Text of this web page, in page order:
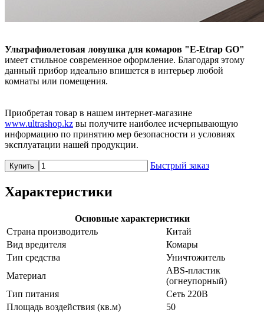
Ультрафиолетовая ловушка для комаров "E-Еtrap GO"
имеет стильное современное оформление. Благодаря этому
данный прибор идеально впишется в интерьер любой
комнаты или помещения.
Приобретая товар в нашем интернет-магазине
www.ultrashop.kz вы получите наиболее исчерпывающую
информацию по принятию мер безопасности и условиях
эксплуатации нашей продукции.
Купить Быстрый заказ
Характеристики
Основные характеристики
Страна производитель
Китай
Вид вредителя
Комары
Тип средства
Уничтожитель
Материал
ABS-пластик
(огнеупорный)
Тип питания
Сеть 220В
Площадь воздействия (кв.м)
50